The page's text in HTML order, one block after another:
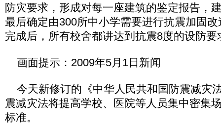
防灾要求，形成对每一座建筑的鉴定报告，
最后确定由300所中小学需要进行抗震加固
完成后，所有校舍都讲达到抗震8度的设防要
画面提示：2009年5月1日新闻
今天新修订的《中华人民共和国防震减灾
震减灾法将提高学校、医院等人员集中密集
标准。